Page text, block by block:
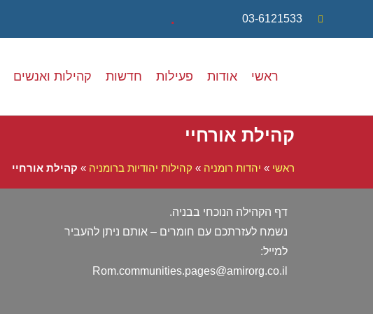
03-6121533
.
ראשי אודות פעילות חדשות קהילות ואנשים
קהילת אורחיי
ראשי » יהדות רומניה » קהילות יהודיות ברומניה » קהילת אורחיי
דף הקהילה הנוכחי בבניה.
נשמח לעזרתכם עם חומרים – אותם ניתן להעביר
למייל:
Rom.communities.pages@amirorg.co.il